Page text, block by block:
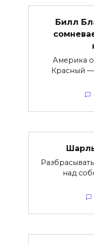
Билл
Америка
Красный —
над